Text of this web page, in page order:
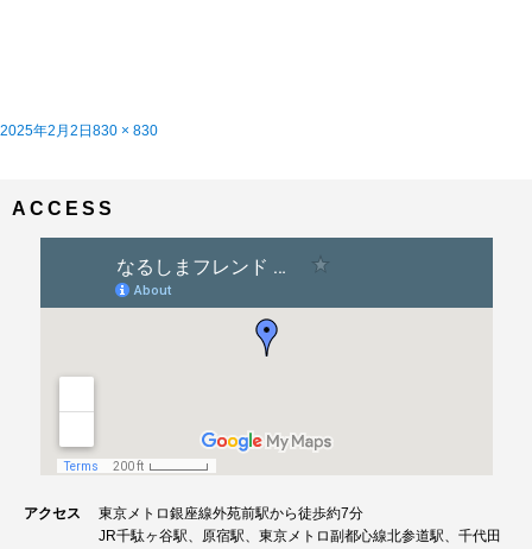
投
2025年2月2日 フ
830 × 830
ゲACCESS
アクセス
東京メトロ銀座線外苑前駅から徒歩約7分
JR千駄ヶ谷駅、原宿駅、東京メトロ副都心線北参道駅、千代田